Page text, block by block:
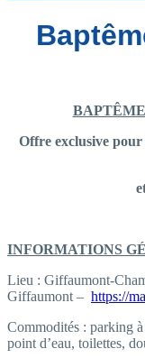
Offre exclusive pour
INFORMATIONS
Lieu : Giffaumont-
Giffaumont – https://
Commodités : parking
point d’eau, toilettes,